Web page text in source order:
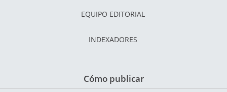
EQUIPO EDITORIAL
INDEXADORES
Cómo publicar